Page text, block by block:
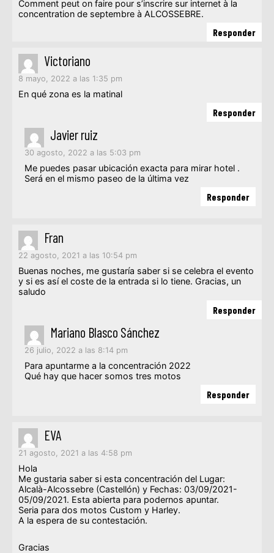
Comment peut on faire pour s’inscrire sur internet à la
concentration de septembre à ALCOSSEBRE.
Responder
Victoriano
8 mayo, 2022 a las 1:35 pm
En qué zona es la matinal
Responder
Javier ruiz
30 agosto, 2022 a las 5:03 pm
Me puedes pasar ubicación exacta para mirar hotel .
Será en el mismo paseo de la última vez
Responder
Fran
22 agosto, 2021 a las 10:54 pm
Buenas noches, me gustaría saber si se celebra el evento
y si es así el coste de la entrada si lo tiene. Gracias, un
saludo
Responder
Mariano Blasco Sánchez
26 julio, 2022 a las 8:14 pm
Para apuntarme a la concentración 2022
Qué hay que hacer somos tres motos
Responder
EVA
21 agosto, 2021 a las 4:58 pm
Hola
Me gustaria saber si esta concentración del Lugar:
Alcalà-Alcossebre (Castellón) y Fechas: 03/09/2021-
05/09/2021. Esta abierta para podernos apuntar.
Seria para dos motos Custom y Harley.
A la espera de su contestación.
Gracias